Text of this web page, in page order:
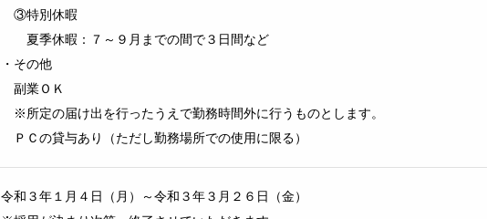
③特別休暇
夏季休暇：７～９月までの間で３日間など
・その他
副業ＯＫ
※所定の届け出を行ったうえで勤務時間外に行うものとします。
ＰＣの貸与あり（ただし勤務場所での使用に限る）
令和３年１月４日（月）～令和３年３月２６日（金）